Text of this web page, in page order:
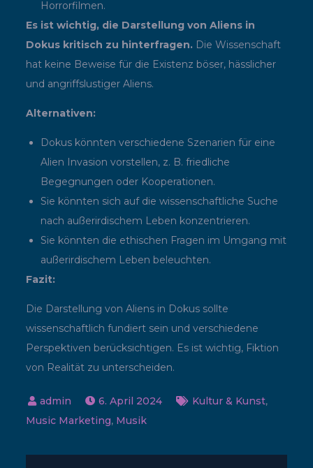
Horrorfilmen.
Es ist wichtig, die Darstellung von Aliens in
Dokus kritisch zu hinterfragen. Die Wissenschaft
hat keine Beweise für die Existenz böser, hässlicher
und angriffslustiger Aliens.
Alternativen:
Dokus könnten verschiedene Szenarien für eine
Alien Invasion vorstellen, z. B. friedliche
Begegnungen oder Kooperationen.
Sie könnten sich auf die wissenschaftliche Suche
nach außerirdischem Leben konzentrieren.
Sie könnten die ethischen Fragen im Umgang mit
außerirdischem Leben beleuchten.
Fazit:
Die Darstellung von Aliens in Dokus sollte
wissenschaftlich fundiert sein und verschiedene
Perspektiven berücksichtigen. Es ist wichtig, Fiktion
von Realität zu unterscheiden.
6. April 2024 Kultur & Kunst,
Music Marketing, Musik